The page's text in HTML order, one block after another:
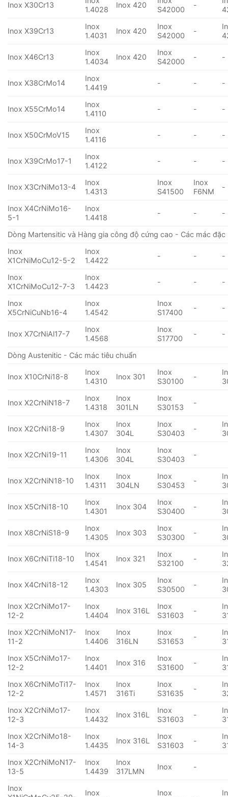
Inox X30Cr13
1.4028
Inox 420
S42000
-
Inox X39Cr13
Inox
1.4031
Inox 420
Inox
S42000
-
Inox X46Cr13
Inox
1.4034
Inox 420
Inox
S42000
- -
Inox X38CrMo14
Inox
1.4419
- - -
Inox X55CrMo14
Inox
1.4110
- - -
Inox X50CrMoV15
Inox
1.4116
- - -
Inox X39CrMo17-1
Inox
1.4122
- - -
Inox X3CrNiMo13-4
Inox
1.4313
Inox
S41500
Inox
F6NM
-
Inox X4CrNiMo16-
5-1
Inox
1.4418
- - -
Dòng Martensitic và Hàng gia công độ cứng cao - Các mác đặc
Inox
X1CrNiMoCu12-5-2
Inox
1.4422
- - -
Inox
X1CrNiMoCu12-7-3
Inox
1.4423
- - -
Inox
X5CrNiCuNb16-4
Inox
1.4542
Inox
S17400
- -
Inox X7CrNiAl17-7
Inox
1.4568
Inox
S17700
- -
Dòng Austenitic - Các mác tiêu chuẩn
Inox X10CrNi18-8
Inox
1.4310
Inox 301
Inox
S30100
-
Inox X2CrNiN18-7
Inox
1.4318
Inox
301LN
Inox
S30153
-
Inox X2CrNi18-9
Inox
1.4307
Inox
304L
Inox
S30403
-
Inox X2CrNi19-11
Inox
1.4306
Inox
304L
Inox
S30403
-
Inox X2CrNiN18-10
Inox
1.4311
Inox
304LN
Inox
S30453
-
Inox X5CrNi18-10
Inox
1.4301
Inox 304
Inox
S30400
-
Inox X8CrNiS18-9
Inox
1.4305
Inox 303
Inox
S30300
-
Inox X6CrNiTi18-10
Inox
1.4541
Inox 321
Inox
S32100
-
Inox X4CrNi18-12
Inox
1.4303
Inox 305
Inox
S30500
-
Inox X2CrNiMo17-
12-2
Inox
1.4404
Inox 316L
Inox
S31603
-
Inox X2CrNiMoN17-
11-2
Inox
1.4406
Inox
316LN
Inox
S31653
-
Inox X5CrNiMo17-
12-2
Inox
1.4401
Inox 316
Inox
S31600
-
Inox X6CrNiMoTi17-
12-2
Inox
1.4571
Inox
316Ti
Inox
S31635
-
Inox X2CrNiMo17-
12-3
Inox
1.4432
Inox 316L
Inox
S31603
-
Inox X2CrNiMo18-
14-3
Inox
1.4435
Inox 316L
Inox
S31603
-
Inox X2CrNiMoN17-
13-5
Inox
1.4439
Inox
317LMN
Inox -
Inox
Inox
Inox